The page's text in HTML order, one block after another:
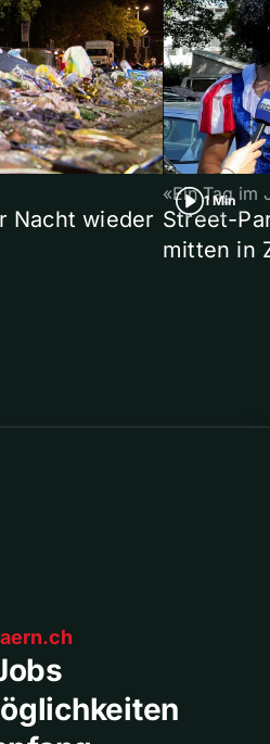
Nacht wieder
1 Min
«Ein Tag im
Street-
mitten in